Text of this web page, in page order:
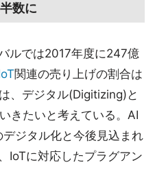
数に
ルでは2017年度に247億
関連の売り上げの割合は
、デジタル(Digitizing)と
きたいと考えている。AI
ジタル化と今後見込まれ
IoTに対応したプラグアン